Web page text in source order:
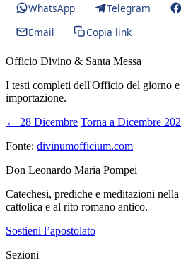
WhatsApp Telegram
Email
Copia link
Officio Divino & Santa Messa
I testi completi dell'Officio del giorno
importazione.
← 28 Dicembre Torna a Dicembre
Fonte: divinumofficium.com
Don Leonardo Maria Pompei
Catechesi, prediche e meditazioni
cattolica e al rito romano antico.
Sostieni l’apostolato
Sezioni